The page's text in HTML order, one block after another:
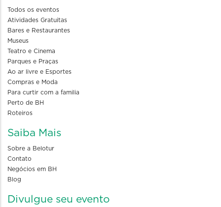
Todos os eventos
Atividades Gratuitas
Bares e Restaurantes
Museus
Teatro e Cinema
Parques e Praças
Ao ar livre e Esportes
Compras e Moda
Para curtir com a familia
Perto de BH
Roteiros
Saiba Mais
Sobre a Belotur
Contato
Negócios em BH
Blog
Divulgue seu evento